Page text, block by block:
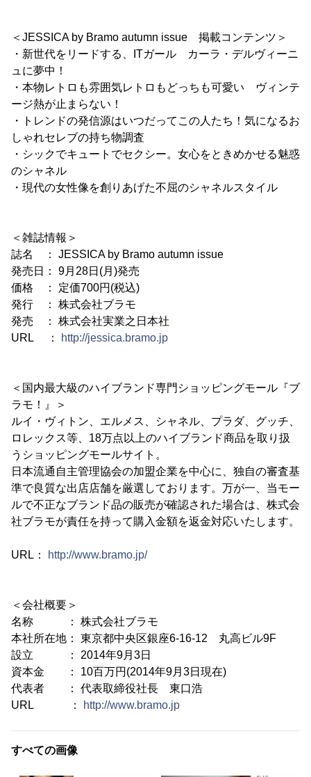
＜JESSICA by Bramo autumn issue 掲載コンテンツ＞
・新世代をリードする、ITガール カーラ・デルヴィーニ
ュに夢中！
・本物レトロも雰囲気レトロもどっちも可愛い ヴィンテ
ージ熱が止まらない！
・トレンドの発信源はいつだってこの人たち！気になるお
しゃれセレブの持ち物調査
・シックでキュートでセクシー。女心をときめかせる魅惑
のシャネル
・現代の女性像を創りあげた不屈のシャネルスタイル
＜雑誌情報＞
誌名 ： JESSICA by Bramo autumn issue
発売日： 9月28日(月)発売
価格 ： 定価700円(税込)
発行 ： 株式会社ブラモ
発売 ： 株式会社実業之日本社
URL ：
http://jessica.bramo.jp
＜国内最大級のハイブランド専門ショッピングモール『ブ
ラモ！』＞
ルイ・ヴィトン、エルメス、シャネル、プラダ、グッチ、
ロレックス等、18万点以上のハイブランド商品を取り扱
うショッピングモールサイト。
日本流通自主管理協会の加盟企業を中心に、独自の審査基
準で良質な出店店舗を厳選しております。万が一、当モー
ルで不正なブランド品の販売が確認された場合は、株式会
社ブラモが責任を持って購入金額を返金対応いたします。
URL： http://www.bramo.jp/
＜会社概要＞
名称 ： 株式会社ブラモ
本社所在地： 東京都中央区銀座6-16-12 丸高ビル9F
設立 ： 2014年9月3日
資本金 ： 10百万円(2014年9月3日現在)
代表者 ： 代表取締役社長 東口浩
URL ：
http://www.bramo.jp
すべての画像